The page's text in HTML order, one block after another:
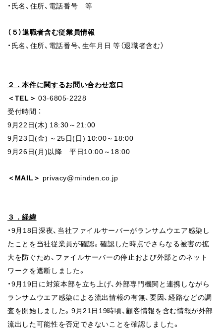
・氏名、住所、電話番号 等
（５）退職者含む従業員情報
・氏名、住所、電話番号、生年月日 等（退職者含む）
２．本件に関するお問い合わせ窓口
＜TEL＞ 03-6805-2228
受付時間 ：
9月22日(木) 18:30～21:00
9月23日(金) ～25日(日) 10:00～18:00
9月26日(月)以降 平日10:00～18:00
＜MAIL＞ privacy@minden.co.jp
３．経緯
・9月18日深夜、当社ファイルサーバーがランサムウエア感染し
たことを当社従業員が確認。確認した時点でさらなる被害の拡
大を防ぐため、ファイルサーバーの停止および外部とのネット
ワークを遮断しました。
・9月19日に対策本部を立ち上げ、外部専門機関と連携しながら
ランサムウエア感染による流出情報の有無、要因、経路などの調
査を開始しました。9月21日19時頃、顧客情報を含む情報が外部
流出した可能性を否定できないことを確認しました。